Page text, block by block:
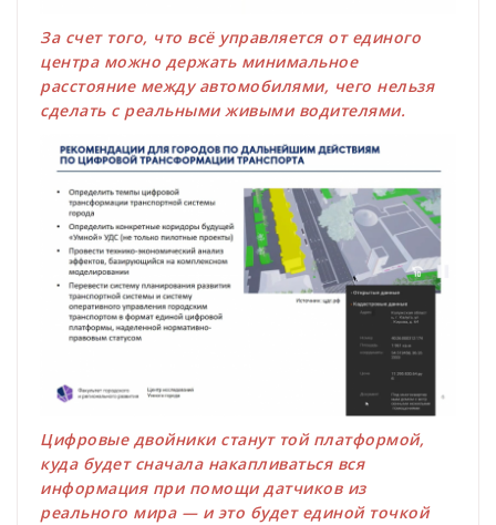
За счет того, что всё управляется от единого
центра можно держать минимальное
расстояние между автомобилями, чего нельзя
сделать с реальными живыми водителями.
Цифровые двойники станут той платформой,
куда будет сначала накапливаться вся
информация при помощи датчиков из
реального мира — и это будет единой точкой